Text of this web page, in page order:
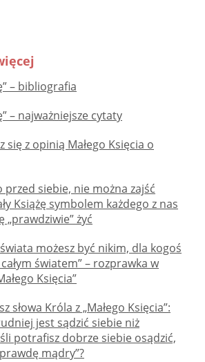
– bibliografia
– najważniejsze cytaty
się z opinią Małego Księcia o
przed siebie, nie można zajść
Książę symbolem każdego z nas
„prawdziwie” żyć
świata możesz być nikim, dla kogoś
światem” – rozprawka w
Księcia”
słowa Króla z „Małego Księcia”:
jest sądzić siebie niż
potrafisz dobrze siebie osądzić,
mądry”?